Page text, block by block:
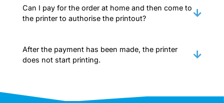
Can I pay for the order at home and then come to
the printer to authorise the printout?
After the payment has been made, the printer
does not start printing.